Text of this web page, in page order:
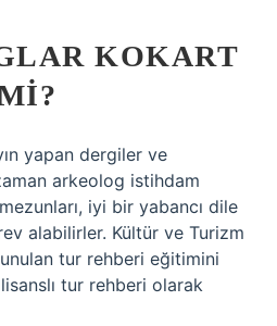
KOKART
yapan dergiler ve
arkeolog istihdam
iyi bir yabancı dile
alabilirler. Kültür ve Turizm
tur rehberi eğitimini
tur rehberi olarak